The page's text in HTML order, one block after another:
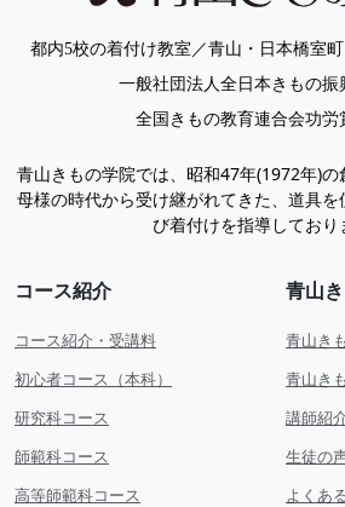
都内5校の着付け教室／青山・日本橋室
一般社団法人全日本きもの振
全国きもの教育連合会功労
青山きもの学院では、昭和47年(1972年)
母様の時代から受け継がれてきた、道具
び着付けを指導しており
コース紹介
コース紹介・受講料
初心者コース（本科）
研究科コース
師範科コース
高等師範科コース
青山
青山き
青山き
講師紹
生徒の
よくあ